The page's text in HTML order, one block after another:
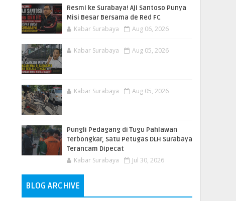
Resmi ke Surabaya! Aji Santoso Punya
Misi Besar Bersama de Red FC
Kabar Surabaya Aug 06, 2026
Kabar Surabaya Aug 05, 2026
Kabar Surabaya Aug 05, 2026
Pungli Pedagang di Tugu Pahlawan
Terbongkar, Satu Petugas DLH Surabaya
Terancam Dipecat
Kabar Surabaya Jul 30, 2026
BLOG ARCHIVE